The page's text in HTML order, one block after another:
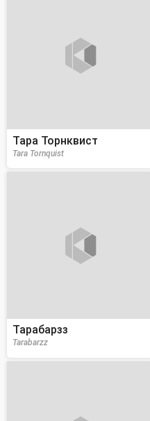
Тара Торнквист
Tara Tornquist
Тарабарзз
Tarabarzz